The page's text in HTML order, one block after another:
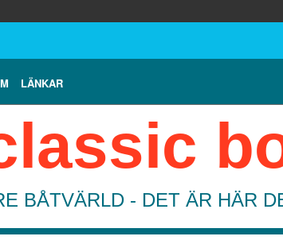
LÄNKAR
BÅTVÄRLD - DET ÄR HÄR